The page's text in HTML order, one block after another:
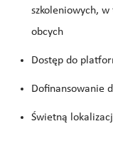
szkoleniowych,
obcych
Dostęp do
Dofinansowanie
Świetną